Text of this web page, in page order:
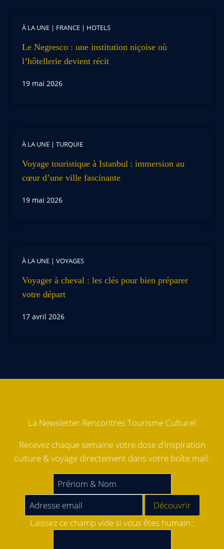
À LA UNE | FRANCE | HOTELS
Le Negresco : une institution niçoise où
l’hôtellerie devient récit
19 mai 2026
À LA UNE | TURQUIE
Voyage touristique à Istanbul : immersion au
cœur d’une ville fascinante
19 mai 2026
À LA UNE | VOYAGES
Voyager à cheval : les clés pour bien préparer
votre départ
17 avril 2026
La Newsletter Rencontres Tourisme Culturel
Recevez chaque semaine votre dose d'inspiration
culture & voyage directement dans votre boîte mail.
Laissez ce champ vide si vous êtes humain :